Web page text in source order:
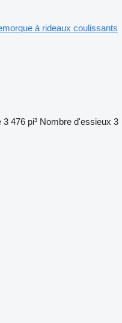
à rideaux coulissants
3 476 pi³ Nombre d'essieux 3